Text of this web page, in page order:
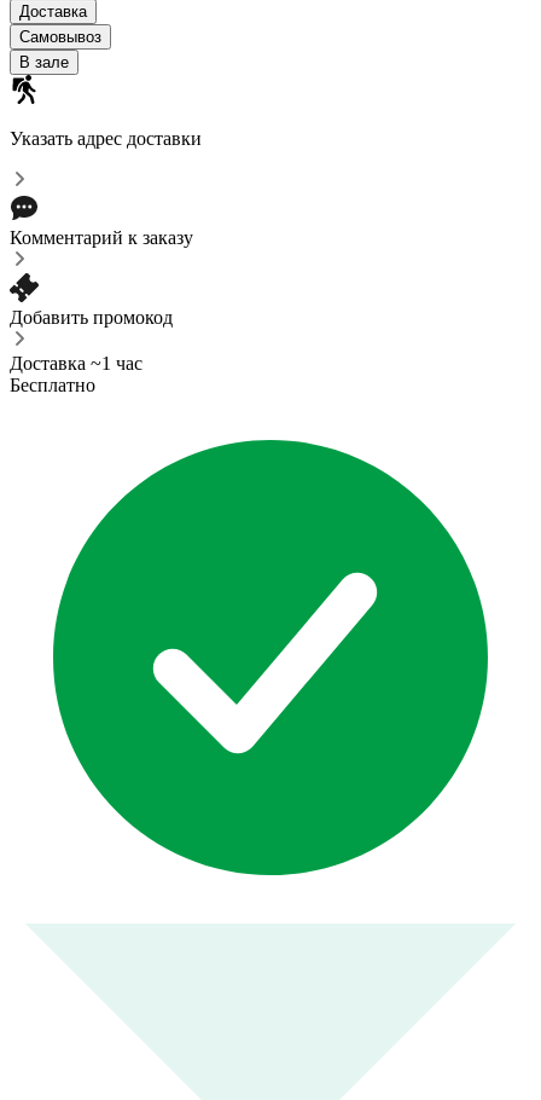
Доставка
Самовывоз
В зале
Указать адрес доставки
Комментарий к заказу
Добавить промокод
Доставка ~1 час
Бесплатно